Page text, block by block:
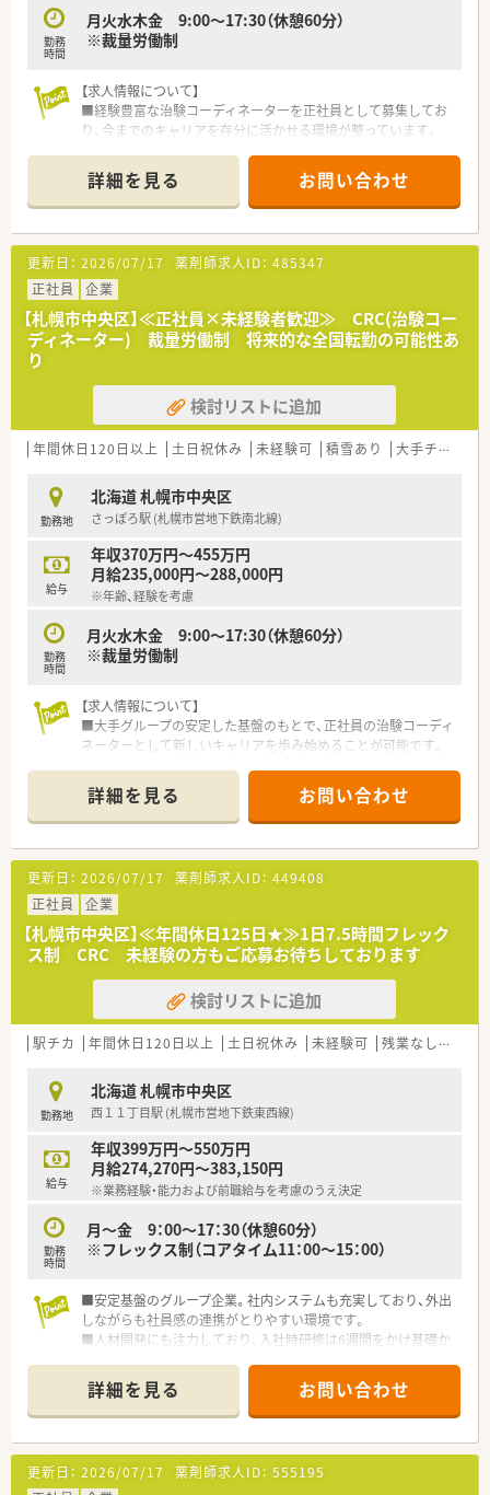
ループであり、製薬企業と並ぶ高度な機能を有しています。
■医療領域にとどまらず、予防や健康維持など全ステージにおい
て「ヒトの一生」に寄与することを使命として掲げています。
柔軟に対応する姿勢とフロンティア精神を大切にしています。
勤務
時間
月火水木金 9:00～17:30（休憩60分）
※裁量労働制
【求人情報について】
■経験豊富な治験コーディネーターを正社員として募集してお
り、今までのキャリアを存分に活かせる環境が整っています。
高い次元で両立させることが可能な求人内容です。
■賞与は年2回で計4.4ヶ月分の支給実績があり、安定した生活基
盤を築きながら専門性をさらに磨くことができます。
【募集背景と求める人物像について】
■ヘルスケア事業を一層加速させるための増員募集であり、即戦
力として現場を牽引してくれる新たな仲間を求めています。
■医療イノベーションを志し、時代の変化に柔軟に対応しながら
価値を創造できるフロンティア精神のある方を歓迎します。
■治験の現場で培った倫理観を大切にしながら、患者さんや医療
【必要スキル・歓迎スキル】
■SMO業界における治験コーディネーターとしての実務経験が
2年以上あることが、今回の選考における必須条件です。
加し、最新の法令や実務を再確認できる方を募集します。
■経験者のみを対象とした募集であるため、これまでの実務で培
った高度な調整能力や専門知識を即座に発揮してください。
【会社特徴】
■開発から販売まで全てのプロセスをグループ内に保有してお
り、製薬企業と並ぶ機能を持つ国内屈指の支援体制が強みです。
療領域を超えて健康や予防といった幅広い分野へ展開します。
■長年培ってきた高い倫理観を礎とし、時代が求める新たな価値
詳細を見る お問い合わせ
更新日： 2026/07/17 薬剤師求人ID： 485347
正社員
企業
【札幌市中央区】≪正社員×未経験者歓迎≫ CRC(治験コー
ディネーター) 裁量労働制 将来的な全国転勤の可能性あ
り
検討リストに追加
年間休日120日以上 土日祝休み 未経験可 積雪あり 大手チェーン以外
勤務地
北海道 札幌市中央区
さっぽろ駅 (札幌市営地下鉄南北線)
給与
年収370万円～455万円
月給235,000円～288,000円
※年齢、経験を考慮
勤務
時間
月火水木金 9:00～17:30（休憩60分）
※裁量労働制
【求人情報について】
■大手グループの安定した基盤のもとで、正社員の治験コーディ
ネーターとして新しいキャリアを歩み始めることが可能です。
め、プライベートの時間も大切にしながら無理なく働けます。
■未経験からでも挑戦できる貴重な求人であり、充実した研修制
度によって専門的な知識を一から着実に習得できる環境です。
【募集背景と求める人物像について】
■さらなる事業拡大とヘルスケア事業の加速を見据えて、新しい
価値を共に創造していける意欲ある仲間を増員募集します。
■医療の発展に貢献したいという強い志を持ち、時代のニーズに
対して柔軟に対応できるフロンティア精神のある方を求めま
す。
■患者さんや医療スタッフと円滑に連携を図るため、相手の立場
に立った誠実なコミュニケーションができる方を歓迎します。
【必要スキル・歓迎スキル】
床経験」または「治験業界での実務経験」を有していることが応
募にあたっての必須条件となります。
■入社後には東京で約2週間にわたり実施される新入社員研修
に、全日程参加できることが必須のスキルとして求められます。
■未経験の方でも応募は可能ですが、医療現場での経験を活かし
ながら専門知識を主体的に吸収しようとする姿勢が必要です。
【会社特徴】
■研究から販売までの一貫した支援体制をグループ全体で有し
ており、製薬企業とほぼ同等の機能を持つ独自の強みがありま
■医療機関側から治験を支援するSMO事業において長年の実績
があり、高い倫理観とフロンティア精神を併せ持っています。
■医療領域にとどまらず、健康や未病・予防といった生活の全ス
詳細を見る お問い合わせ
更新日： 2026/07/17 薬剤師求人ID： 449408
正社員
企業
【札幌市中央区】≪年間休日125日★≫1日7.5時間フレック
ス制 CRC 未経験の方もご応募お待ちしております
検討リストに追加
駅チカ 年間休日120日以上 土日祝休み 未経験可 残業なし(ほぼなし含む)
勤務地
北海道 札幌市中央区
西１１丁目駅 (札幌市営地下鉄東西線)
給与
年収399万円～550万円
月給274,270円～383,150円
※業務経験・能力および前職給与を考慮のうえ決定
勤務
時間
月～金 9：00～17：30（休憩60分）
※フレックス制（コアタイム11：00～15：00）
■安定基盤のグループ企業。社内システムも充実しており、外出
しながらも社員感の連携がとりやすい環境です。
■人材開発にも注力しており、入社時研修は6週間をかけ基礎か
■社員の8割が女性のため、女性が働きやすい環境が整っていま
す。女性リーダー比率は50％強（日本の女性管理職平均12％）と
長期で活躍できる企業です。
■会社のカラーとしてチーム全体で協力しながら治験を進めて
いく会社です。1人3～5施設を受け持ちますが、他のチームメン
バーがサポートしながら治験を進めていくことができるため、負
詳細を見る お問い合わせ
更新日： 2026/07/17 薬剤師求人ID： 555195